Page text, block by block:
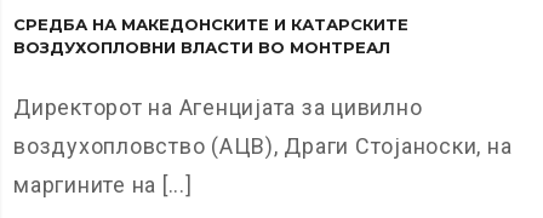
СРЕДБА НА МАКЕДОНСКИТЕ И КАТАРСКИТЕ
ВОЗДУХОПЛОВНИ ВЛАСТИ ВО МОНТРЕАЛ
Директорот на Агенцијата за цивилно
воздухопловство (АЦВ), Драги Стојаноски, на
маргините на [...]